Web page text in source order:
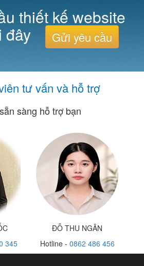
thiết kế website
đây Gửi yêu cầu
tư vấn và hỗ trợ
sàng hỗ trợ bạn
345
ĐỖ THU NGÂN
Hotline - 0862 486 456